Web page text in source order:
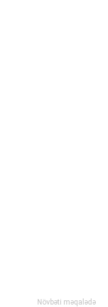
Növbəti məqalədə